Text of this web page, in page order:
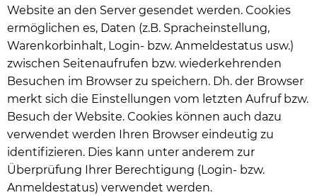
Website an den Server gesendet werden. Cookies
ermöglichen es, Daten (z.B. Spracheinstellung,
Warenkorbinhalt, Login- bzw. Anmeldestatus usw.)
zwischen Seitenaufrufen bzw. wiederkehrenden
Besuchen im Browser zu speichern. Dh. der Browser
merkt sich die Einstellungen vom letzten Aufruf bzw.
Besuch der Website. Cookies können auch dazu
verwendet werden Ihren Browser eindeutig zu
identifizieren. Dies kann unter anderem zur
Überprüfung Ihrer Berechtigung (Login- bzw.
Anmeldestatus) verwendet werden.